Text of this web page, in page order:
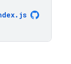
. js